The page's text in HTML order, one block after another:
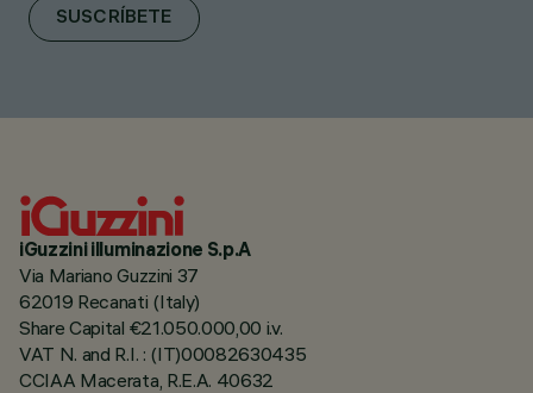
SUSCRÍBETE
iGuzzini illuminazione S.p.A
Via Mariano Guzzini 37
62019 Recanati (Italy)
Share Capital €21.050.000,00 i.v.
VAT N. and R.I. : (IT)00082630435
CCIAA Macerata, R.E.A. 40632